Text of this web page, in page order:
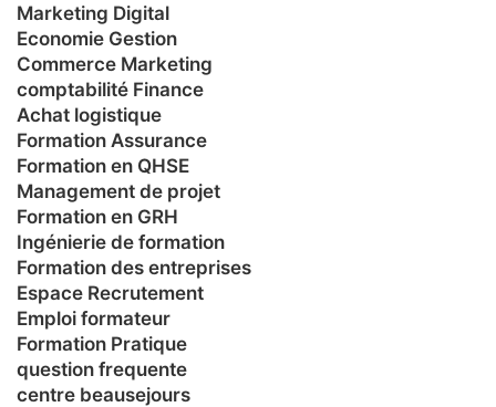
Marketing Digital
Economie Gestion
Commerce Marketing
comptabilité Finance
Achat logistique
Formation Assurance
Formation en QHSE
Management de projet
Formation en GRH
Ingénierie de formation
Formation des entreprises
Espace Recrutement
Emploi formateur
Formation Pratique
question frequente
centre beausejours